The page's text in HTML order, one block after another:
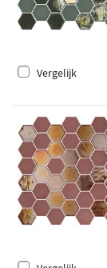
Vergelijk